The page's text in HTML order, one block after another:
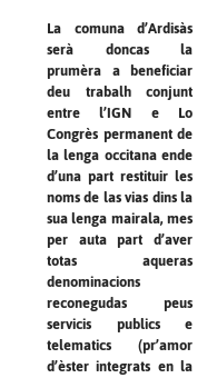
La comuna d’Ardisàs
serà doncas la
prumèra a beneficiar
deu trabalh conjunt
entre l’IGN e Lo
Congrès permanent de
la lenga occitana ende
d’una part restituir les
noms de las vias dins la
sua lenga mairala, mes
per auta part d’aver
totas aqueras
denominacions
reconegudas peus
servicis publics e
telematics (pr’amor
d’èster integrats en la